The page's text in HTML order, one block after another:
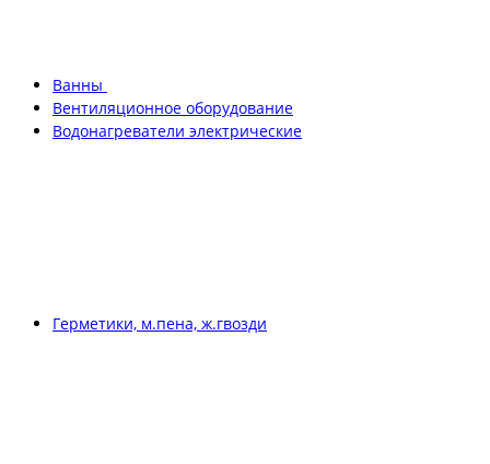
Ванны
Вентиляционное оборудование
Водонагреватели электрические
Герметики, м.пена, ж.гвозди